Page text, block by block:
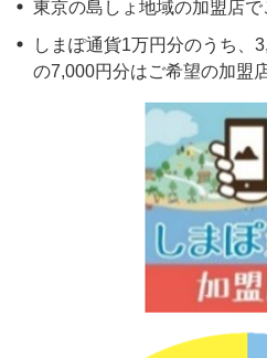
東京の島しょ地域の加盟店で
しまぽ通貨1万円分のうち、
の7,000円分はご希望の加盟